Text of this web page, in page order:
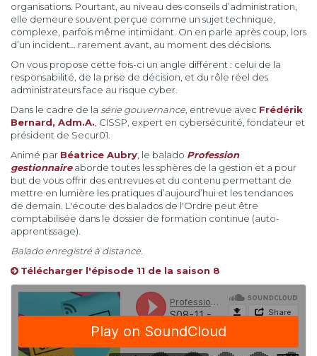
organisations. Pourtant, au niveau des conseils d’administration,
elle demeure souvent perçue comme un sujet technique,
complexe, parfois même intimidant. On en parle après coup, lors
d’un incident… rarement avant, au moment des décisions.
On vous propose cette fois-ci un angle différent : celui de la
responsabilité, de la prise de décision, et du rôle réel des
administrateurs face au risque cyber.
Dans le cadre de la série gouvernance , entrevue avec Frédérik
Bernard, Adm.A. , CISSP, expert en cybersécurité, fondateur et
président de Secur01.
Animé par Béatrice Aubry , le balado Profession
gestionnaireaborde toutes les sphères de la gestion et a pour
but de vous offrir des entrevues et du contenu permettant de
mettre en lumière les pratiques d’aujourd’hui et les tendances
de demain. L'écoute des balados de l'Ordre peut être
comptabilisée dans le dossier de formation continue (auto-
apprentissage).
Balado enregistré à distance.
Télécharger l'épisode 11 de la saison 8